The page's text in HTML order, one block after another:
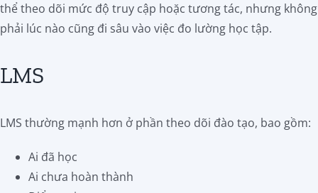
thể theo dõi mức độ truy cập hoặc tương tác, nhưng không
phải lúc nào cũng đi sâu vào việc đo lường học tập.
LMS
LMS thường mạnh hơn ở phần theo dõi đào tạo, bao gồm:
Ai đã học
Ai chưa hoàn thành